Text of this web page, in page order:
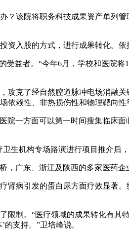
该院将职务科技成果资产单列管
入股的方式，进行成果转化。依
益者。“今年6月，学校和医院将
克了经自然腔道脉冲电场消融关
依赖性、非热损伤性和物理靶向
一方面可以第一时间搜集临床
机构专场路演进行项目推介后
广东、浙江及陕西的多家医药企
病引发的蛋白尿方面疗效显著。
制。“医疗领域的成果转化有其
支持。”卫培峰说。